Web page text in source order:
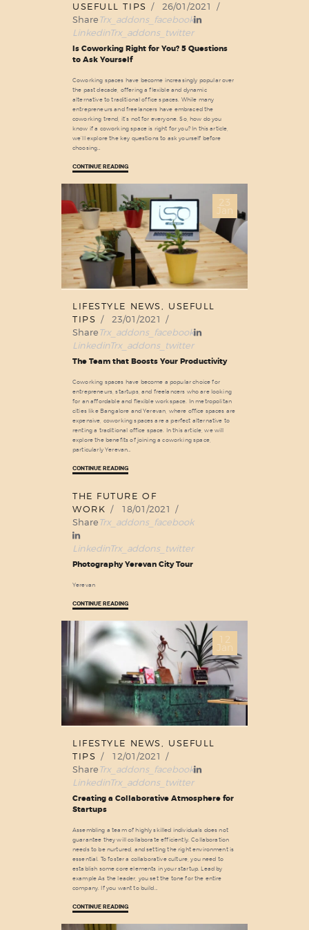
USEFULL TIPS
26/01/2021
ShareTrx_addons_facebook
LinkedinTrx_addons_twitter
Is Coworking Right for You? 5 Questions
to Ask Yourself
Coworking spaces have become increasingly popular over
the past decade, offering a flexible and dynamic
alternative to traditional office spaces. While many
entrepreneurs and freelancers have embraced the
coworking trend, it’s not for everyone. So, how do you
know if a coworking space is right for you? In this article,
we’ll explore the key questions to ask yourself before
choosing…
CONTINUE READING
23
Jan
LIFESTYLE NEWS
USEFULL
TIPS
23/01/2021
ShareTrx_addons_facebook
LinkedinTrx_addons_twitter
The Team that Boosts Your Productivity
Coworking spaces have become a popular choice for
entrepreneurs, startups, and freelancers who are looking
for an affordable and flexible workspace. In metropolitan
cities like Bangalore and Yerevan, where office spaces are
expensive, coworking spaces are a perfect alternative to
renting a traditional office space. In this article, we will
explore the benefits of joining a coworking space,
particularly Yerevan…
CONTINUE READING
THE FUTURE OF
WORK
18/01/2021
ShareTrx_addons_facebook
LinkedinTrx_addons_twitter
Photography Yerevan City Tour
Yerevan
CONTINUE READING
12
Jan
LIFESTYLE NEWS
USEFULL
TIPS
12/01/2021
ShareTrx_addons_facebook
LinkedinTrx_addons_twitter
Creating a Collaborative Atmosphere for
Startups
Assembling a team of highly skilled individuals does not
guarantee they will collaborate efficiently. Collaboration
needs to be nurtured, and setting the right environment is
essential. To foster a collaborative culture, you need to
establish some core elements in your startup. Lead by
example As the leader, you set the tone for the entire
company. If you want to build…
CONTINUE READING